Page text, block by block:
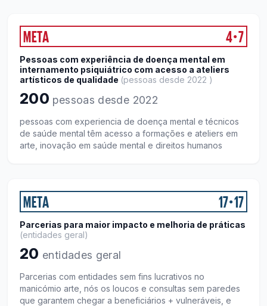
META 4●7
Pessoas com experiência de doença mental em
internamento psiquiátrico com acesso a ateliers
artísticos de qualidade (pessoas desde 2022 )
200 pessoas desde 2022
pessoas com experiencia de doença mental e técnicos
de saúde mental têm acesso a formações e ateliers em
arte, inovação em saúde mental e direitos humanos
META 17●17
Parcerias para maior impacto e melhoria de práticas
(entidades geral)
20 entidades geral
Parcerias com entidades sem fins lucrativos no
manicómio arte, nós os loucos e consultas sem paredes
que garantem chegar a beneficiários + vulneráveis, e